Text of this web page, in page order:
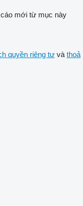
mới từ mục này
quyền riêng tư và thoả